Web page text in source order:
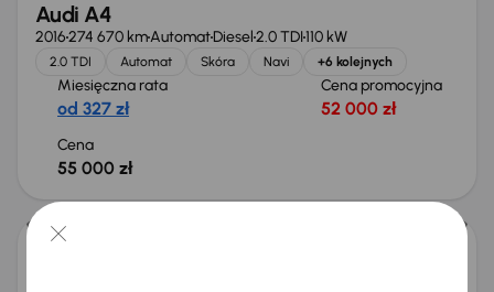
Audi A4
2016274 670 kmAutomatDiesel2.0 TDI110 kW
2.0 TDI Automat Skóra Navi +6 kolejnych
Miesięczna rata
od 327 zł
Cena promocyjna
52 000 zł
Cena
55 000 zł